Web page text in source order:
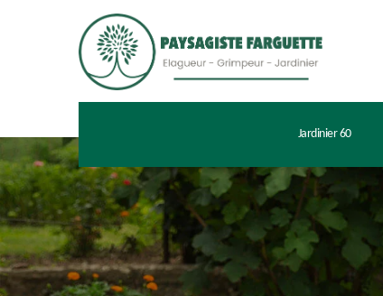
Jardinier 60